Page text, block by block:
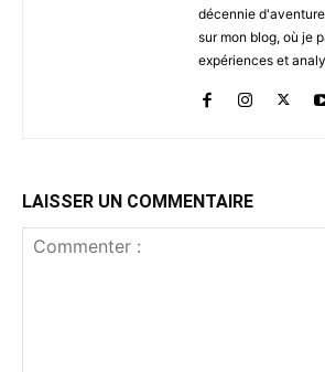
décennie
sur mon blog, où je
expériences et
LAISSER UN COMMENTAIRE